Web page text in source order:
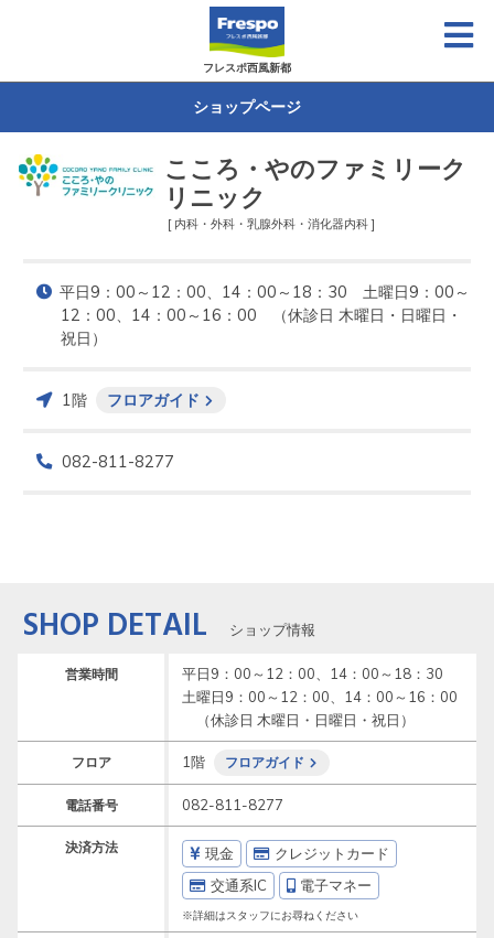
フレスポ西風新都
ショップページ
こころ・やのファミリーク
リニック
[ 内科・外科・乳腺外科・消化器内科 ]
平日9：00～12：00、14：00～18：30　土曜日9：00～
12：00、14：00～16：00　（休診日 木曜日・日曜日・
祝日）
1階 フロアガイド
082-811-8277
SHOP DETAIL ショップ情報
営業時間
平日9：00～12：00、14：00～18：30
土曜日9：00～12：00、14：00～16：00
（休診日 木曜日・日曜日・祝日）
フロア 1階 フロアガイド
電話番号 082-811-8277
決済方法 現金
クレジットカード
交通系IC
電子マネー
※詳細はスタッフにお尋ねください